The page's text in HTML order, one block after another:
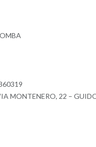
MONTENERO, 22 –